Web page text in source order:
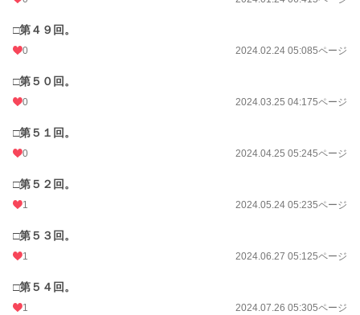
□第４９回。
0 2024.02.24 05:085ページ
□第５０回。
0 2024.03.25 04:175ページ
□第５１回。
0 2024.04.25 05:245ページ
□第５２回。
1 2024.05.24 05:235ページ
□第５３回。
1 2024.06.27 05:125ページ
□第５４回。
1 2024.07.26 05:305ページ